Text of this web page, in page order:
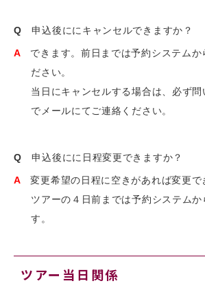
Q申込後ににキャンセルできますか？
A できます。前日までは予約システムか
ださい。
当日にキャンセルする場合は、必ず問
でメールにてご連絡ください。
Q申込後にに日程変更できますか？
A変更希望の日程に空きがあれば変更で
ツアーの４日前までは予約システムか
す。
ツアー当日関係